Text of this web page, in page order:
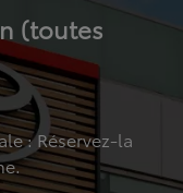
(toutes
: Réservez-la